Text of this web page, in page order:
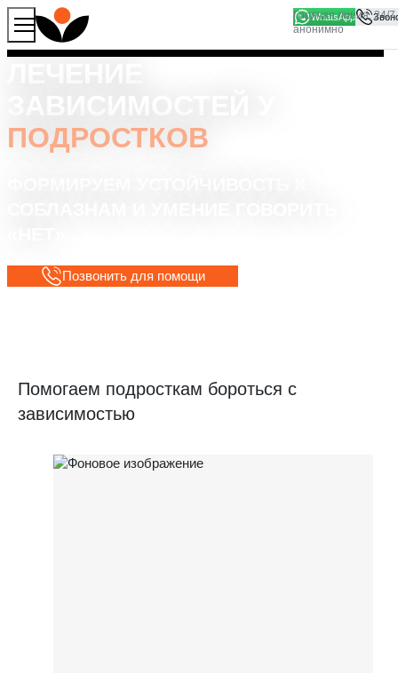
WhatsApp
ПОДРОСТКОВ
Позвонить для помощи
Помогаем подросткам бороться с
зависимостью
Продолжая работу с сайтом, вы соглашаетесь на то, что
мы используем файлы
Хорошо